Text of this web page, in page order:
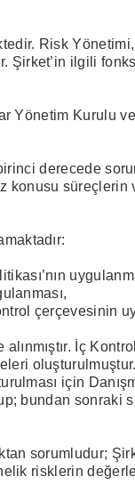
Risk
ilgili
Kurulu
derecede
konusu
çerçevesinin
İç
için
bundan sonraki
sorumludur;
risklerin